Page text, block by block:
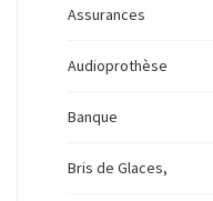
Assurances
Audioprothèse
Banque
Bris de Glaces,